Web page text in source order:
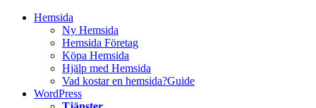
Hemsida
Ny Hemsida
Hemsida Företag
Köpa Hemsida
Hjälp med Hemsida
Vad kostar en hemsida?Guide
WordPress